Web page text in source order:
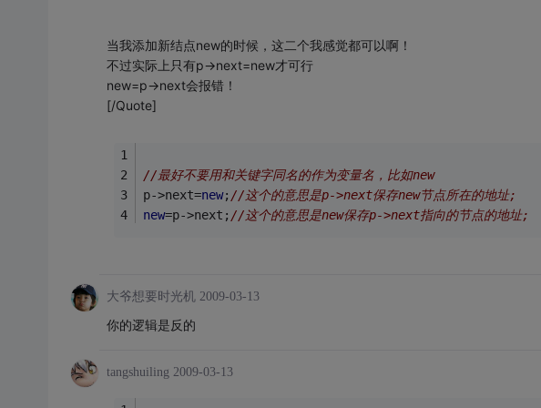
当我添加新结点new的时候，这二个我感觉都可以啊！
不过实际上只有p->next=new才可行
new=p->next会报错！
[/Quote]
//最好不要用和关键字同名的作为变量名，比如new
p->next=new; //这个的意思是p->next保存new节点所在的地址;
new=p->next; //这个的意思是new保存p->next指向的节点的地址;
大爷想要时光机 2009-03-13
你的逻辑是反的
tangshuiling 2009-03-13